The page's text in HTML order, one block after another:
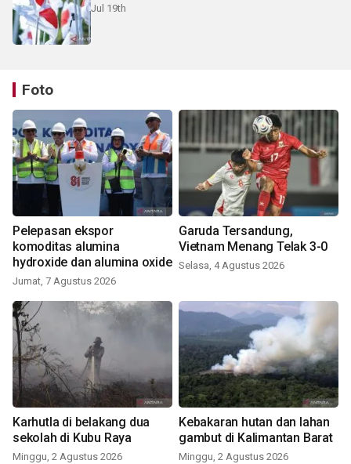
Jul 19th
Foto
Pelepasan ekspor
komoditas alumina
hydroxide dan alumina oxide
Jumat, 7 Agustus 2026
Garuda Tersandung,
Vietnam Menang Telak 3-0
Selasa, 4 Agustus 2026
Karhutla di belakang dua
sekolah di Kubu Raya
Minggu, 2 Agustus 2026
Kebakaran hutan dan lahan
gambut di Kalimantan Barat
Minggu, 2 Agustus 2026